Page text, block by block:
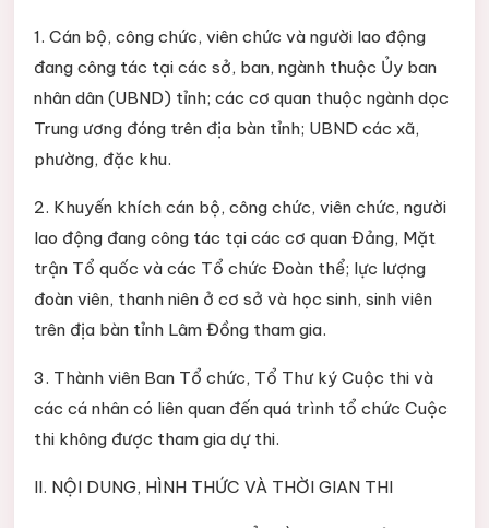
1. Cán bộ, công chức, viên chức và người lao động
đang công tác tại các sở, ban, ngành thuộc Ủy ban
nhân dân (UBND) tỉnh; các cơ quan thuộc ngành dọc
Trung ương đóng trên địa bàn tỉnh; UBND các xã,
phường, đặc khu.
2. Khuyến khích cán bộ, công chức, viên chức, người
lao động đang công tác tại các cơ quan Đảng, Mặt
trận Tổ quốc và các Tổ chức Đoàn thể; lực lượng
đoàn viên, thanh niên ở cơ sở và học sinh, sinh viên
trên địa bàn tỉnh Lâm Đồng tham gia.
3. Thành viên Ban Tổ chức, Tổ Thư ký Cuộc thi và
các cá nhân có liên quan đến quá trình tổ chức Cuộc
thi không được tham gia dự thi.
II. NỘI DUNG, HÌNH THỨC VÀ THỜI GIAN THI